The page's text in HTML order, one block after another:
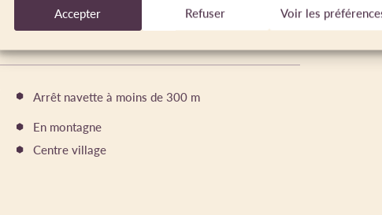
Accepter Refuser Voir les
Arrêt navette à moins de 300 m
En montagne
Centre village